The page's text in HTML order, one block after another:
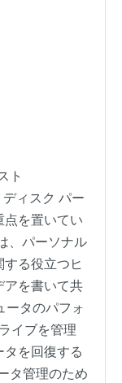
ト
ィスク パー
点を置いてい
、パーソナル
る役立つヒ
アを書いて共
ータのパフォ
イブを管理
タを回復する
タ管理のため